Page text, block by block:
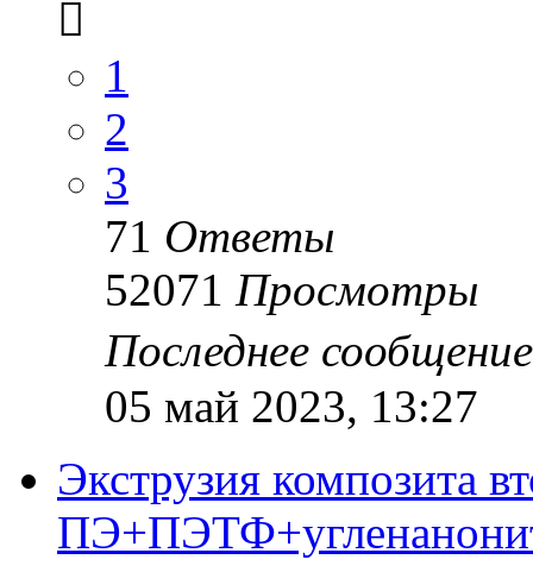
1
2
3
71 Ответы
52071 Просмотры
Последнее
05 май 2023, 13:27
Экструзия композита